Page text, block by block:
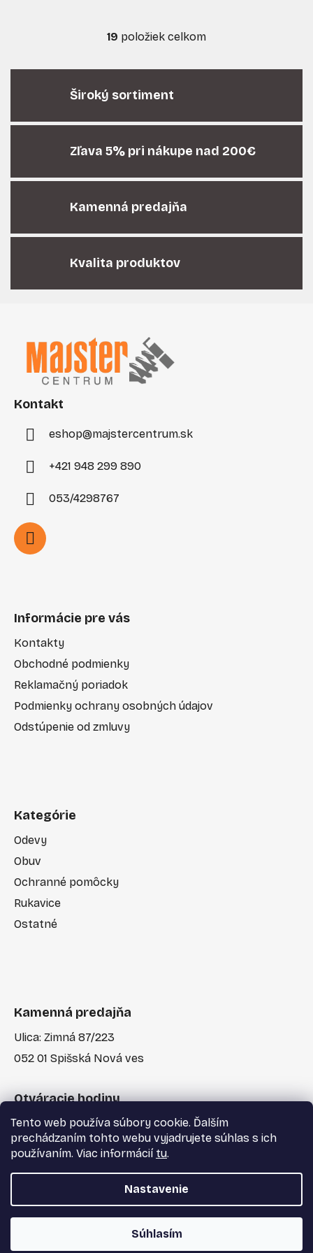
Tento web používa súbory cookie. Ďalším
prechádzaním tohto webu vyjadrujete súhlas s ich
používaním. Viac informácií tu.
Nastavenie
Súhlasím
O
l
á
d
a
i
p
v
v
p
19 položiek celkom
Široký sortiment
Zľava 5% pri nákupe nad 200€
Kamenná predajňa
Kvalita produktov
Kontakt
eshop@majstercentrum.sk
+421 948 299 890
053/4298767
Informácie pre vás
Kontakty
Obchodné podmienky
Reklamačný poriadok
Podmienky ochrany osobných údajov
Odstúpenie od zmluvy
Kategórie
Odevy
Obuv
Ochranné pomôcky
Rukavice
Ostatné
Kamenná predajňa
Ulica: Zimná 87/223
052 01 Spišská Nová ves
Otváracie hodiny
Po-Pia: 7:30 - 17:00
Vytvoril Shoptet a
Adatelier
Majster Centrum s.r.o.